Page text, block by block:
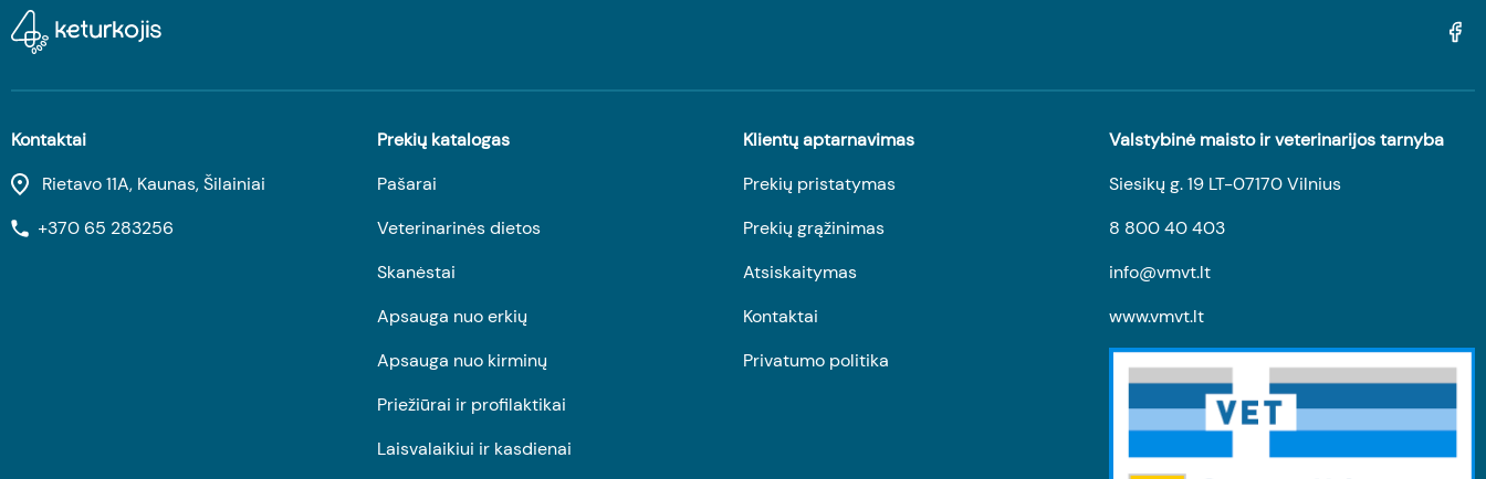
Kontaktai
Rietavo 11A, Kaunas, Šilainiai
+370 65 283256
Prekių katalogas
Pašarai
Veterinarinės dietos
Skanėstai
Apsauga nuo erkių
Apsauga nuo kirminų
Priežiūrai ir profilaktikai
Laisvalaikiui ir kasdienai
Klientų aptarnavimas
Prekių pristatymas
Prekių grąžinimas
Atsiskaitymas
Kontaktai
Privatumo politika
Valstybinė maisto ir veterinarijos tarnyba
Siesikų g. 19 LT-07170 Vilnius
8 800 40 403
info@vmvt.lt
www.vmvt.lt